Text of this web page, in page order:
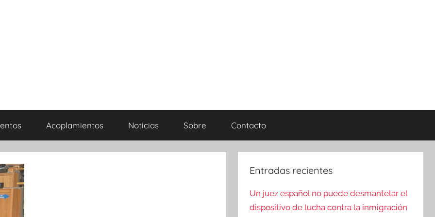
Acoplamientos Noticias Sobre Contacto
Entradas recientes
Un juez español no puede desmantelar el
dispositivo de lucha contra la inmigración